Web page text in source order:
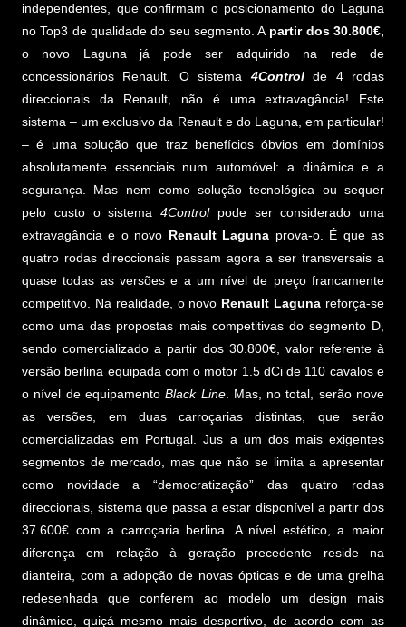
independentes, que confirmam o posicionamento do Laguna
no Top3 de qualidade do seu segmento. A partir dos 30.800€,
o novo Laguna já pode ser adquirido na rede de
concessionários Renault. O sistema 4Controlde 4 rodas
direccionais da Renault, não é uma extravagância! Este
sistema – um exclusivo da Renault e do Laguna, em particular!
– é uma solução que traz benefícios óbvios em domínios
absolutamente essenciais num automóvel: a dinâmica e a
segurança. Mas nem como solução tecnológica ou sequer
pelo custo o sistema 4Controlpode ser considerado uma
extravagância e o novo Renault Laguna prova-o. É que as
quatro rodas direccionais passam agora a ser transversais a
quase todas as versões e a um nível de preço francamente
competitivo. Na realidade, o novo Renault Laguna reforça-se
como uma das propostas mais competitivas do segmento D,
sendo comercializado a partir dos 30.800€, valor referente à
versão berlina equipada com o motor 1.5 dCi de 110 cavalos e
o nível de equipamentoBlack Line. Mas, no total, serão nove
as versões, em duas carroçarias distintas, que serão
comercializadas em Portugal. Jus a um dos mais exigentes
segmentos de mercado, mas que não se limita a apresentar
como novidade a “democratização” das quatro rodas
direccionais, sistema que passa a estar disponível a partir dos
37.600€ com a carroçaria berlina. A nível estético, a maior
diferença em relação à geração precedente reside na
dianteira, com a adopção de novas ópticas e de uma grelha
redesenhada que conferem ao modelo um design mais
dinâmico, quiçá mesmo mais desportivo, de acordo com as